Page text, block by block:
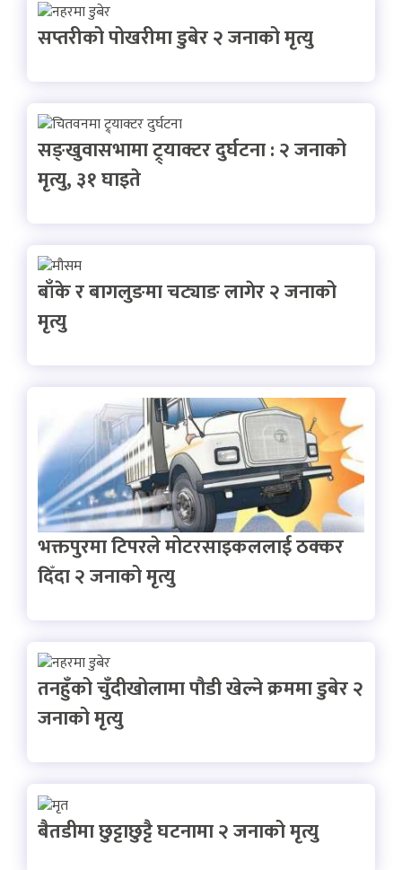
सप्तरीको पोखरीमा डुबेर २ जनाको मृत्यु
सङ्खुवासभामा ट्र्याक्टर दुर्घटना : २ जनाको
मृत्यु, ३१ घाइते
बाँके र बागलुङमा चट्याङ लागेर २ जनाको
मृत्यु
भक्तपुरमा टिपरले मोटरसाइकललाई ठक्कर
दिँदा २ जनाको मृत्यु
तनहुँको चुँदीखोलामा पौडी खेल्ने क्रममा डुबेर २
जनाको मृत्यु
बैतडीमा छुट्टाछुट्टै घटनामा २ जनाको मृत्यु